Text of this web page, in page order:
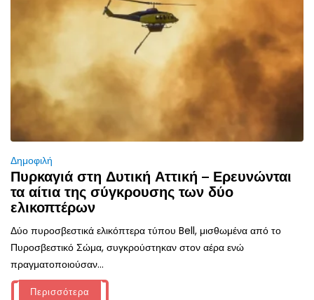
Δημοφιλή
Πυρκαγιά στη Δυτική Αττική – Ερευνώνται
τα αίτια της σύγκρουσης των δύο
ελικοπτέρων
Δύο πυροσβεστικά ελικόπτερα τύπου Bell, μισθωμένα από το
Πυροσβεστικό Σώμα, συγκρούστηκαν στον αέρα ενώ
πραγματοποιούσαν...
Περισσότερα